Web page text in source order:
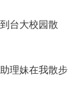
台大校园散
理妹在我散步